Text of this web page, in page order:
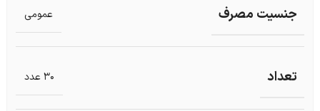
جنسیت مصرف عمومی
تعداد 30 عدد